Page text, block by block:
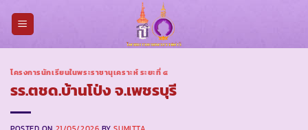
โครงการนักเรียนในพระราชานุเคราะห์ ระยะที่ ๔
รร.ตชด.บ้านโป่ง จ.เพชรบุรี